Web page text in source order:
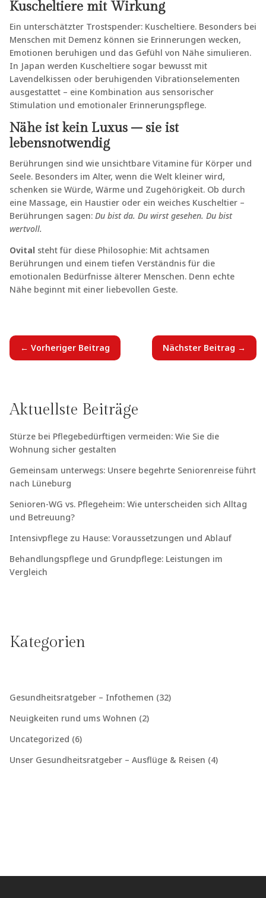
Kuscheltiere mit Wirkung
Ein unterschätzter Trostspender: Kuscheltiere. Besonders bei
Menschen mit Demenz können sie Erinnerungen wecken,
Emotionen beruhigen und das Gefühl von Nähe simulieren.
In Japan werden Kuscheltiere sogar bewusst mit
Lavendelkissen oder beruhigenden Vibrationselementen
ausgestattet – eine Kombination aus sensorischer
Stimulation und emotionaler Erinnerungspflege.
Nähe ist kein Luxus – sie ist
lebensnotwendig
Berührungen sind wie unsichtbare Vitamine für Körper und
Seele. Besonders im Alter, wenn die Welt kleiner wird,
schenken sie Würde, Wärme und Zugehörigkeit. Ob durch
eine Massage, ein Haustier oder ein weiches Kuscheltier –
Berührungen sagen: Du bist da. Du wirst gesehen. Du bist
wertvoll.
Ovital steht für diese Philosophie: Mit achtsamen
Berührungen und einem tiefen Verständnis für die
emotionalen Bedürfnisse älterer Menschen. Denn echte
Nähe beginnt mit einer liebevollen Geste.
← Vorheriger Beitrag Nächster Beitrag →
Aktuellste Beiträge
Stürze bei Pflegebedürftigen vermeiden: Wie Sie die
Wohnung sicher gestalten
Gemeinsam unterwegs: Unsere begehrte Seniorenreise führt
nach Lüneburg
Senioren-WG vs. Pflegeheim: Wie unterscheiden sich Alltag
und Betreuung?
Intensivpflege zu Hause: Voraussetzungen und Ablauf
Behandlungspflege und Grundpflege: Leistungen im
Vergleich
Kategorien
Gesundheitsratgeber – Infothemen (32)
Neuigkeiten rund ums Wohnen (2)
Uncategorized (6)
Unser Gesundheitsratgeber – Ausflüge & Reisen (4)